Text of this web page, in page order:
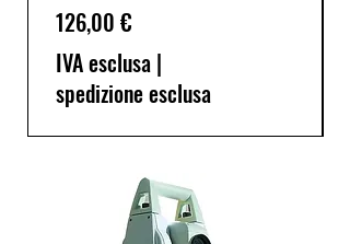
Prezzo
126,00 €
IVA esclusa |
spedizione esclusa